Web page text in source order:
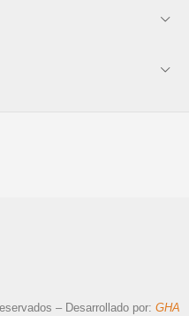
– Desarrollado por: GHA